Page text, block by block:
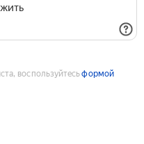
воспользуйтесьформой